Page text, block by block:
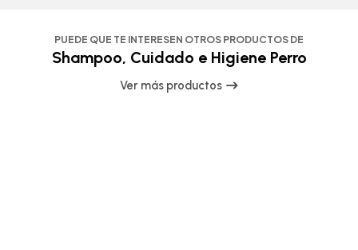
PUEDE QUE TE INTERESEN OTROS PRODUCTOS DE
Shampoo, Cuidado e Higiene Perro
Ver más productos